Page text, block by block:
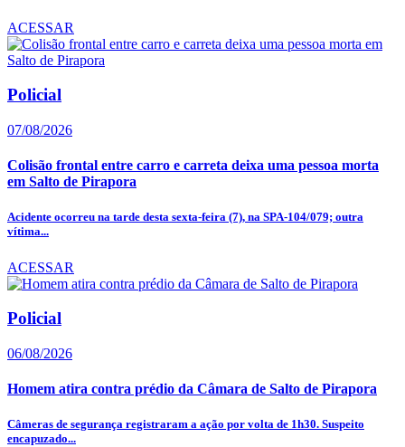
ACESSAR
Policial
07/08/2026
Colisão frontal entre carro e carreta deixa uma pessoa morta
em Salto de Pirapora
Acidente ocorreu na tarde desta sexta-feira (7), na SPA-104/079; outra
vítima...
ACESSAR
Policial
06/08/2026
Homem atira contra prédio da Câmara de Salto de Pirapora
Câmeras de segurança registraram a ação por volta de 1h30. Suspeito
encapuzado...